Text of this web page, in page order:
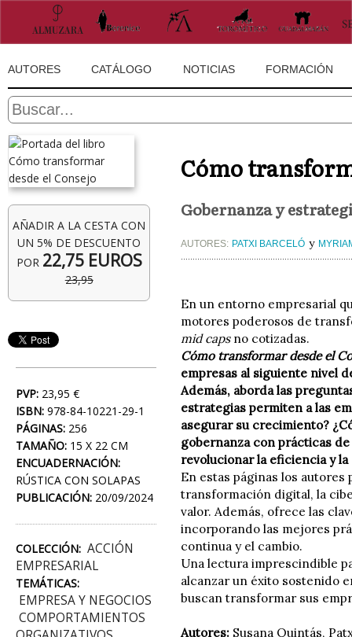
AUTORES CATÁLOGO NOTICIAS FORMACIÓN
AÑADIR A LA CESTA CON
UN 5% DE DESCUENTO
POR 22,75 EUROS
23,95
PVP: 23,95 €
ISBN: 978-84-10221-29-1
PÁGINAS: 256
TAMAÑO: 15 X 22 CM
ENCUADERNACIÓN:
RÚSTICA CON SOLAPAS
PUBLICACIÓN: 20/09/2024
COLECCIÓN: ACCIÓN
EMPRESARIAL
TEMÁTICAS:
EMPRESA Y NEGOCIOS
COMPORTAMIENTOS
Cómo
Gobernanza y
AUTORES: PATXI BARCELÓ y
En un entorno empresarial
motores poderosos de
mid capsno cotizadas.
Cómo transformar desde el
empresas al siguiente nivel
Además, aborda las
estrategias permiten a las
asegurar su crecimiento?
gobernanza con prácticas
revolucionar la eficiencia y
En estas páginas los
transformación digital, la
valor. Además, ofrece las
incorporando las mejores
continua y el cambio.
Una lectura imprescindible
alcanzar un éxito sostenido
buscan transformar sus
Autores: Susana Quintás,